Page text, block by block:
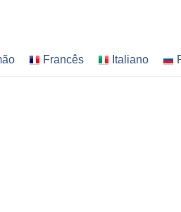
Francês Italiano